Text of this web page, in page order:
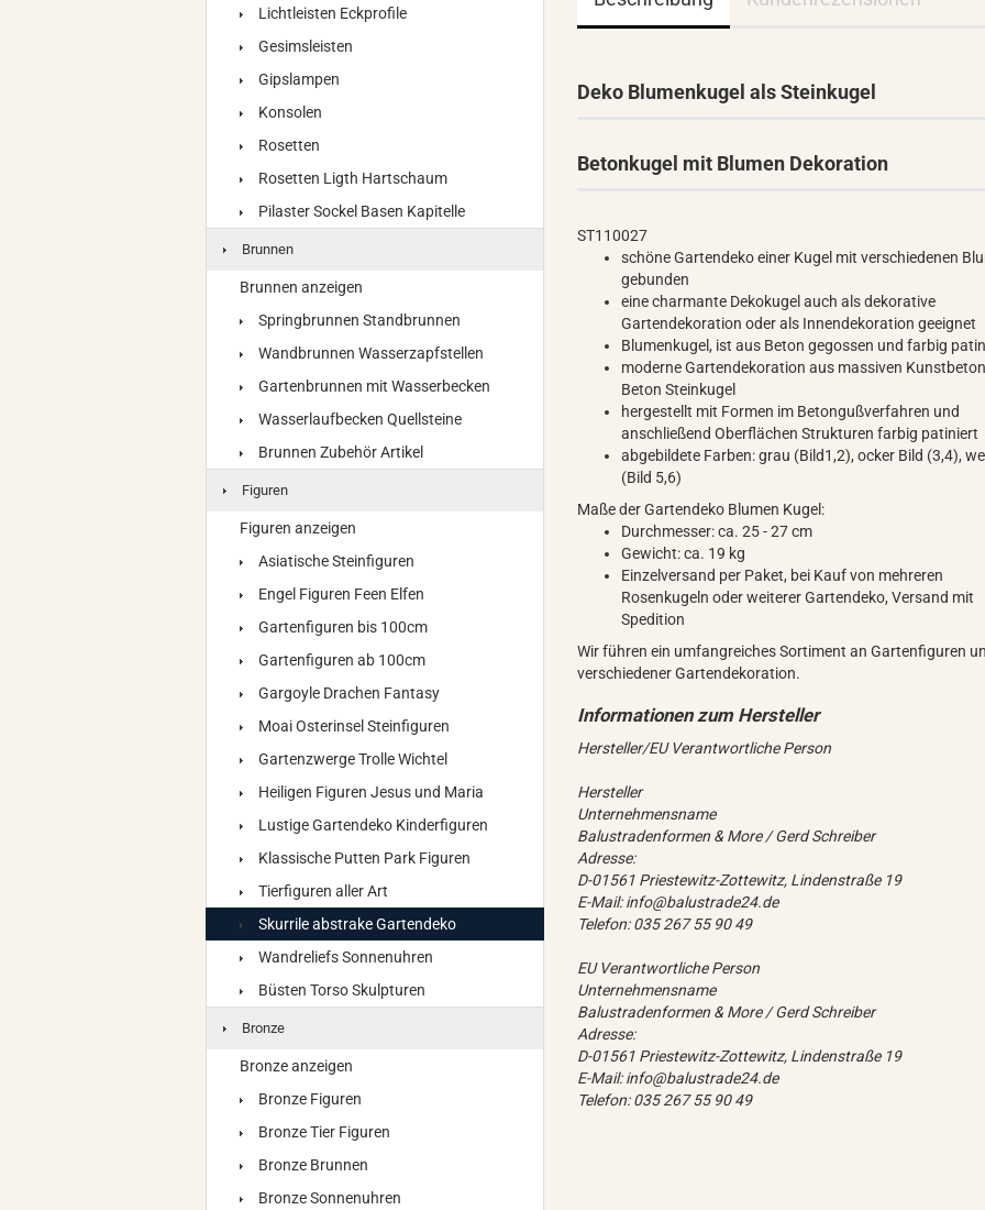
Deko Blumenkugel als Steinkugel
Betonkugel mit Blumen Dekoration
ST110027
schöne Gartendeko einer Kugel mit verschiedenen
gebunden
eine charmante Dekokugel auch als dekorative
Gartendekoration oder als Innendekoration geeignet
Blumenkugel, ist aus Beton gegossen und farbig
moderne Gartendekoration aus massiven
Beton Steinkugel
hergestellt mit Formen im Betongußverfahren und
anschließend Oberflächen Strukturen farbig patiniert
abgebildete Farben: grau (Bild1,2), ocker Bild (3,4),
(Bild 5,6)
Maße der Gartendeko Blumen Kugel:
Durchmesser: ca. 25 - 27 cm
Gewicht: ca. 19 kg
Einzelversand per Paket, bei Kauf von mehreren
Rosenkugeln oder weiterer Gartendeko, Versand mit
Spedition
Wir führen ein umfangreiches Sortiment an Gartenfiguren
verschiedener Gartendekoration.
Hersteller/EU Verantwortliche Person
Hersteller
Unternehmensname
Balustradenformen & More / Gerd Schreiber
Adresse:
D-01561 Priestewitz-Zottewitz, Lindenstraße 19
E-Mail: info@balustrade24.de
Telefon: 035 267 55 90 49
EU Verantwortliche Person
Unternehmensname
Balustradenformen & More / Gerd Schreiber
Adresse:
D-01561 Priestewitz-Zottewitz, Lindenstraße 19
E-Mail: info@balustrade24.de
Telefon: 035 267 55 90 49
Lichtleisten Eckprofile
Gesimsleisten
Gipslampen
Konsolen
Rosetten
Rosetten Ligth Hartschaum
Pilaster Sockel Basen Kapitelle
Brunnen
Brunnen anzeigen
Springbrunnen Standbrunnen
Wandbrunnen Wasserzapfstellen
Gartenbrunnen mit Wasserbecken
Wasserlaufbecken Quellsteine
Brunnen Zubehör Artikel
Figuren
Figuren anzeigen
Asiatische Steinfiguren
Engel Figuren Feen Elfen
Gartenfiguren bis 100cm
Gartenfiguren ab 100cm
Gargoyle Drachen Fantasy
Moai Osterinsel Steinfiguren
Gartenzwerge Trolle Wichtel
Heiligen Figuren Jesus und Maria
Lustige Gartendeko Kinderfiguren
Klassische Putten Park Figuren
Tierfiguren aller Art
Skurrile abstrake Gartendeko
Wandreliefs Sonnenuhren
Büsten Torso Skulpturen
Bronze
Bronze anzeigen
Bronze Figuren
Bronze Tier Figuren
Bronze Brunnen
Bronze Sonnenuhren